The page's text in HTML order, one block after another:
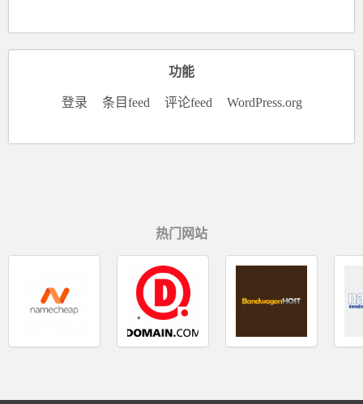
功能
登录 条目feed 评论feed WordPress.org
热门网站